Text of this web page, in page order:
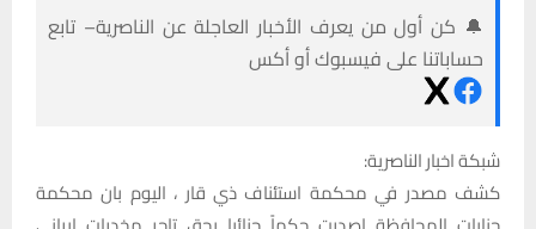
🔔 كن أول من يعرف الأخبار العاجلة عن الناصرية– تابع
حساباتنا على فيسبوك أو أكس
شبكة اخبار الناصرية:
كشف مصدر في محكمة استئناف ذي قار ، اليوم بان محكمة